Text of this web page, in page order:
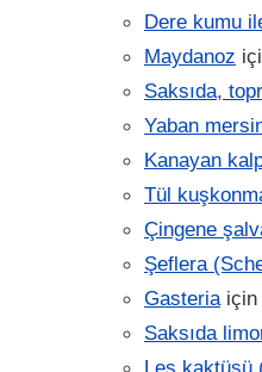
Dere kumu
Maydanoz
Saksıda,
Yaban
Kanayan
Tül
Çingene
Şeflera
Gasteria için
Saksıda
Leş kaktüsü